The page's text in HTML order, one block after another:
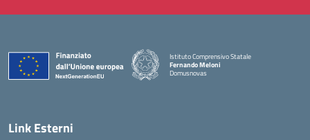
Istituto Comprensivo Statale
Fernando Meloni
Domusnovas
Link Esterni